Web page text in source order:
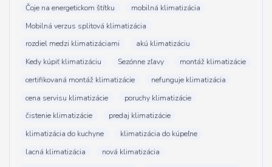
Čoje na energetickom štítku
mobilná klimatizácia
Mobilná verzus splitová klimatizácia
rozdiel medzi klimatizáciami
akú klimatizáciu
Kedy kúpiť klimatizáciu
Sezónne zľavy
montáž klimatizácie
certifikovaná montáž klimatizácie
nefunguje klimatizácia
cena servisu klimatizácie
poruchy klimatizácie
čistenie klimatizácie
predaj klimatizácie
klimatizácia do kuchyne
klimatizácia do kúpeľne
lacná klimatizácia
nová klimatizácia